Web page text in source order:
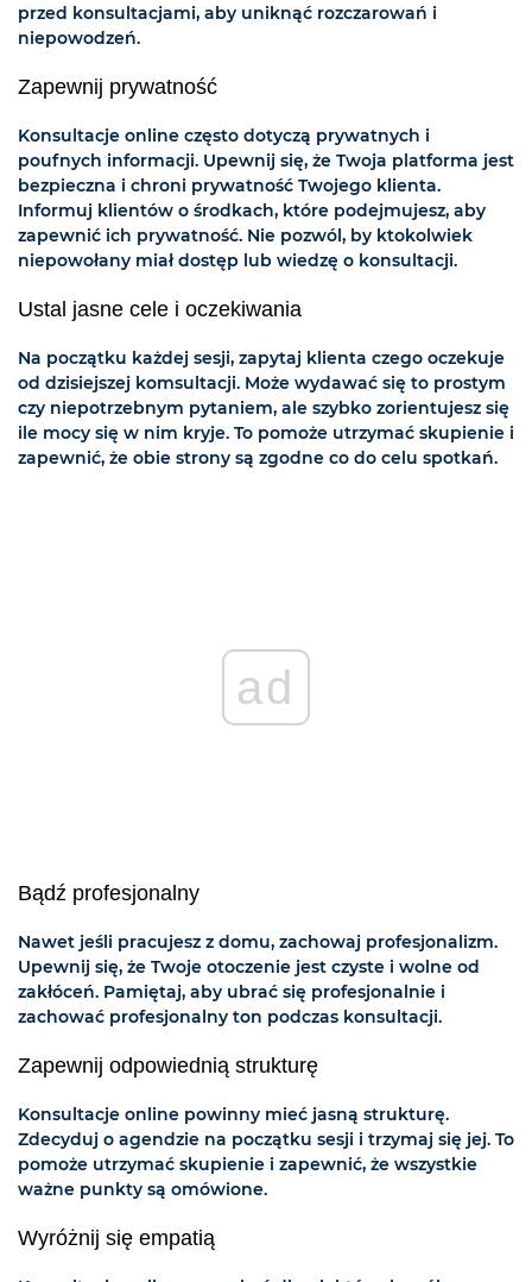
przed konsultacjami, aby uniknąć rozczarowań i
niepowodzeń.
Zapewnij prywatność
Konsultacje online często dotyczą prywatnych i
poufnych informacji. Upewnij się, że Twoja platforma jest
bezpieczna i chroni prywatność Twojego klienta.
Informuj klientów o środkach, które podejmujesz, aby
zapewnić ich prywatność. Nie pozwól, by ktokolwiek
niepowołany miał dostęp lub wiedzę o konsultacji.
Ustal jasne cele i oczekiwania
Na początku każdej sesji, zapytaj klienta czego oczekuje
od dzisiejszej komsultacji. Może wydawać się to prostym
czy niepotrzebnym pytaniem, ale szybko zorientujesz się
ile mocy się w nim kryje. To pomoże utrzymać skupienie i
zapewnić, że obie strony są zgodne co do celu spotkań.
ad
Bądź profesjonalny
Nawet jeśli pracujesz z domu, zachowaj profesjonalizm.
Upewnij się, że Twoje otoczenie jest czyste i wolne od
zakłóceń. Pamiętaj, aby ubrać się profesjonalnie i
zachować profesjonalny ton podczas konsultacji.
Zapewnij odpowiednią strukturę
Konsultacje online powinny mieć jasną strukturę.
Zdecyduj o agendzie na początku sesji i trzymaj się jej. To
pomoże utrzymać skupienie i zapewnić, że wszystkie
ważne punkty są omówione.
Wyróżnij się empatią